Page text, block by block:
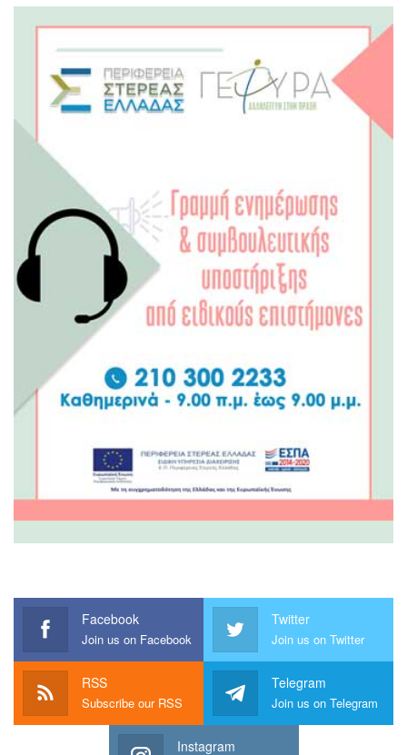
Facebook
Join us on Facebook
Twitter
Join us on Twitter
RSS
Subscribe our RSS
Telegram
Join us on Telegram
Instagram